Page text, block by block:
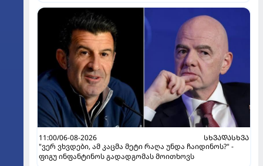
11:00/06-08-2026
ᲡᲮᲕᲐᲓᲐᲡᲮᲕᲐ
"ვერ ვხვდები, ამ კაცმა მეტი რაღა უნდა ჩაიდინოს?" -
ფიგუ ინფანტინოს გადადგომას მოითხოვს